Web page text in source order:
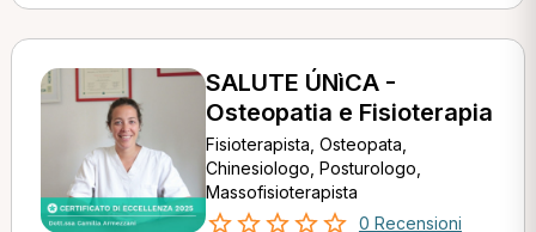
SALUTE ÚNìCA -
Osteopatia e Fisioterapia
Fisioterapista, Osteopata,
Chinesiologo, Posturologo,
Massofisioterapista
0 Recensioni